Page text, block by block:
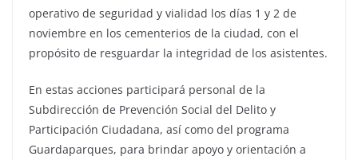
operativo de seguridad y vialidad los días 1 y 2 de
noviembre en los cementerios de la ciudad, con el
propósito de resguardar la integridad de los asistentes.
En estas acciones participará personal de la
Subdirección de Prevención Social del Delito y
Participación Ciudadana, así como del programa
Guardaparques, para brindar apoyo y orientación a